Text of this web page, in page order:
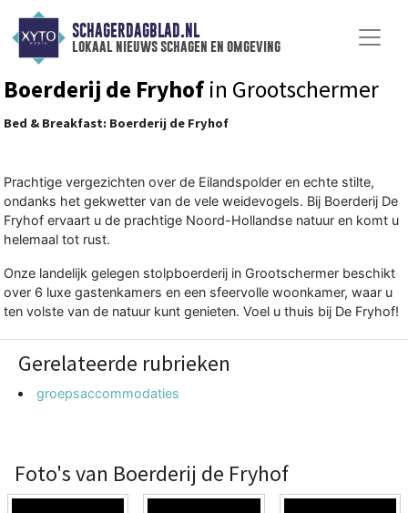
SCHAGERDAGBLAD.NL
lokaal nieuws schagen en omgeving
Boerderij de Fryhof in Grootschermer
Bed & Breakfast: Boerderij de Fryhof
Prachtige vergezichten over de Eilandspolder en echte stilte,
ondanks het gekwetter van de vele weidevogels. Bij Boerderij De
Fryhof ervaart u de prachtige Noord-Hollandse natuur en komt u
helemaal tot rust.
Onze landelijk gelegen stolpboerderij in Grootschermer beschikt
over 6 luxe gastenkamers en een sfeervolle woonkamer, waar u
ten volste van de natuur kunt genieten. Voel u thuis bij De Fryhof!
Gerelateerde rubrieken
groepsaccommodaties
Foto's van Boerderij de Fryhof